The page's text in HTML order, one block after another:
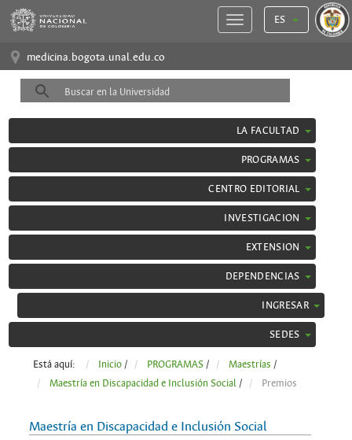
ES
medicina.bogota.unal.edu.co
LA FACULTAD
PROGRAMAS
CENTRO EDITORIAL
INVESTIGACION
EXTENSION
DEPENDENCIAS
INGRESAR
SEDES
Está aquí: Inicio / PROGRAMAS / Maestrías /
Maestría en Discapacidad e Inclusión Social / Premios
Maestría en Discapacidad e Inclusión Social